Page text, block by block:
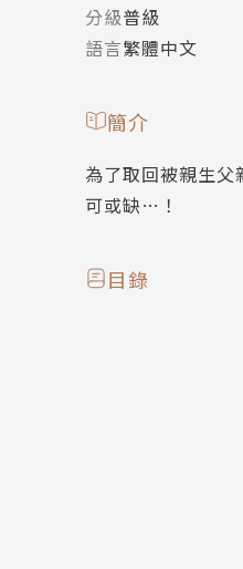
分級普級
語言繁體中文
簡介
為了取回被親生
可或缺…！
目錄